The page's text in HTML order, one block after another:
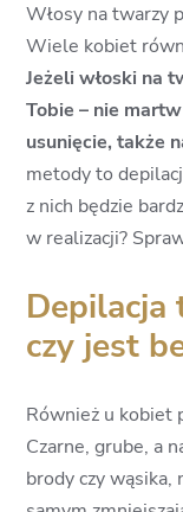
Włosy na twarzy
Wiele kobiet
Jeżeli włoski na
Tobie – nie
usunięcie, także
metody to
z nich będzie
w realizacji?
Depilacja
czy jest
Również u kobiet
Czarne, grube, a
brody czy